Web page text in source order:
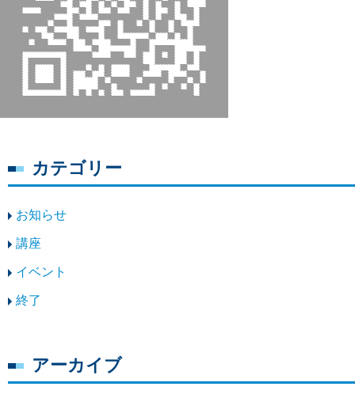
カテゴリー
お知らせ
講座
イベント
終了
アーカイブ